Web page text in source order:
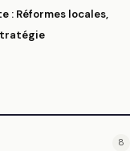
: Réformes locales,
8